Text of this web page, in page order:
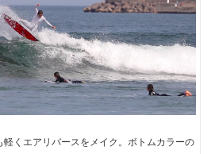
軽くエアリバースをメイク。ボトムカラーの